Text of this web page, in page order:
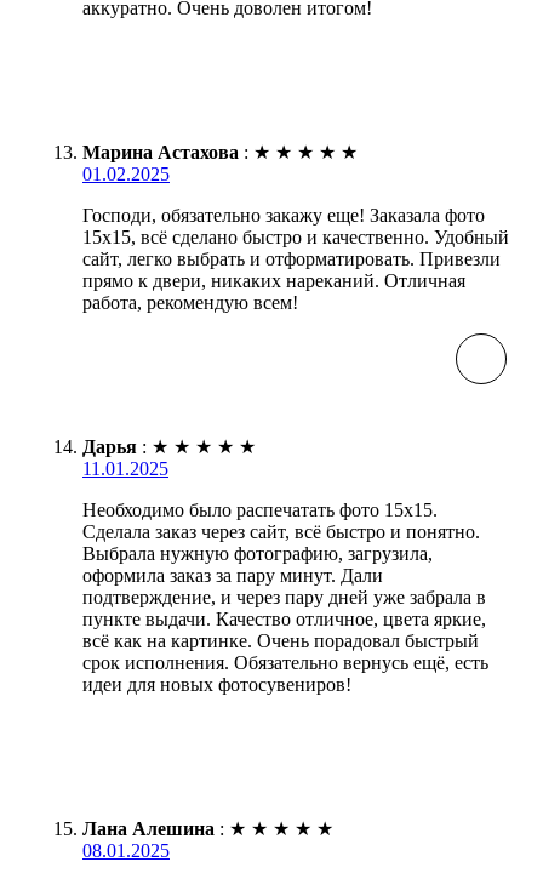
аккуратно. Очень доволен итогом!
Марина Астахова : ★ ★ ★ ★ ★
01.02.2025
Господи, обязательно закажу еще! Заказала фото
15х15, всё сделано быстро и качественно. Удобный
сайт, легко выбрать и отформатировать. Привезли
прямо к двери, никаких нареканий. Отличная
работа, рекомендую всем!
Дарья : ★ ★ ★ ★ ★
11.01.2025
Необходимо было распечатать фото 15х15.
Сделала заказ через сайт, всё быстро и понятно.
Выбрала нужную фотографию, загрузила,
оформила заказ за пару минут. Дали
подтверждение, и через пару дней уже забрала в
пункте выдачи. Качество отличное, цвета яркие,
всё как на картинке. Очень порадовал быстрый
срок исполнения. Обязательно вернусь ещё, есть
идеи для новых фотосувениров!
Лана Алешина : ★ ★ ★ ★ ★
08.01.2025